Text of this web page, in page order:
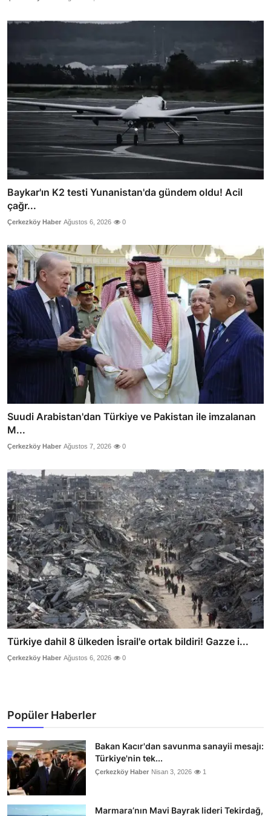
Baykar'ın K2 testi Yunanistan'da gündem oldu! Acil
çağr...
Çerkezköy Haber Ağustos 6, 2026 0
Suudi Arabistan'dan Türkiye ve Pakistan ile imzalanan
M...
Çerkezköy Haber Ağustos 7, 2026 0
Türkiye dahil 8 ülkeden İsrail'e ortak bildiri! Gazze i...
Çerkezköy Haber Ağustos 6, 2026 0
Popüler Haberler
Bakan Kacır'dan savunma sanayii mesajı:
Türkiye'nin tek...
Çerkezköy Haber Nisan 3, 2026 1
Marmara’nın Mavi Bayrak lideri Tekirdağ,